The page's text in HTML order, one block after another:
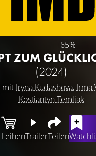
65%
ZUM
(2024)
mit Iryna Kudashova, Irma
Kostiantyn Temliak
LeihenTrailerTeilen